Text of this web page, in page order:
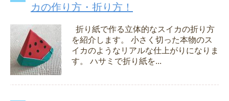
カの作り方・折り方！
折り紙で作る立体的なスイカの折り方
を紹介します。 小さく切った本物のス
イカのようなリアルな仕上がりになりま
す。 ハサミで折り紙を...